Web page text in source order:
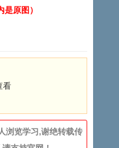
原图）
看
浏览学习,谢绝转载传